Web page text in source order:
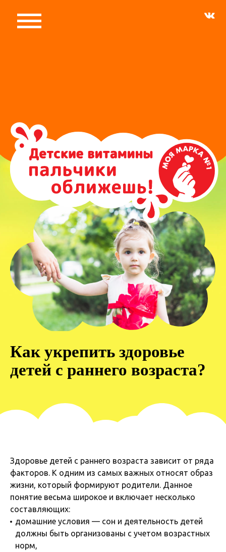
Как укрепить здоровье
детей с раннего возраста?
Здоровье детей с раннего возраста зависит от ряда
факторов. К одним из самых важных относят образ
жизни, который формируют родители. Данное
понятие весьма широкое и включает несколько
составляющих:
домашние условия — сон и деятельность детей
должны быть организованы с учетом возрастных
норм,